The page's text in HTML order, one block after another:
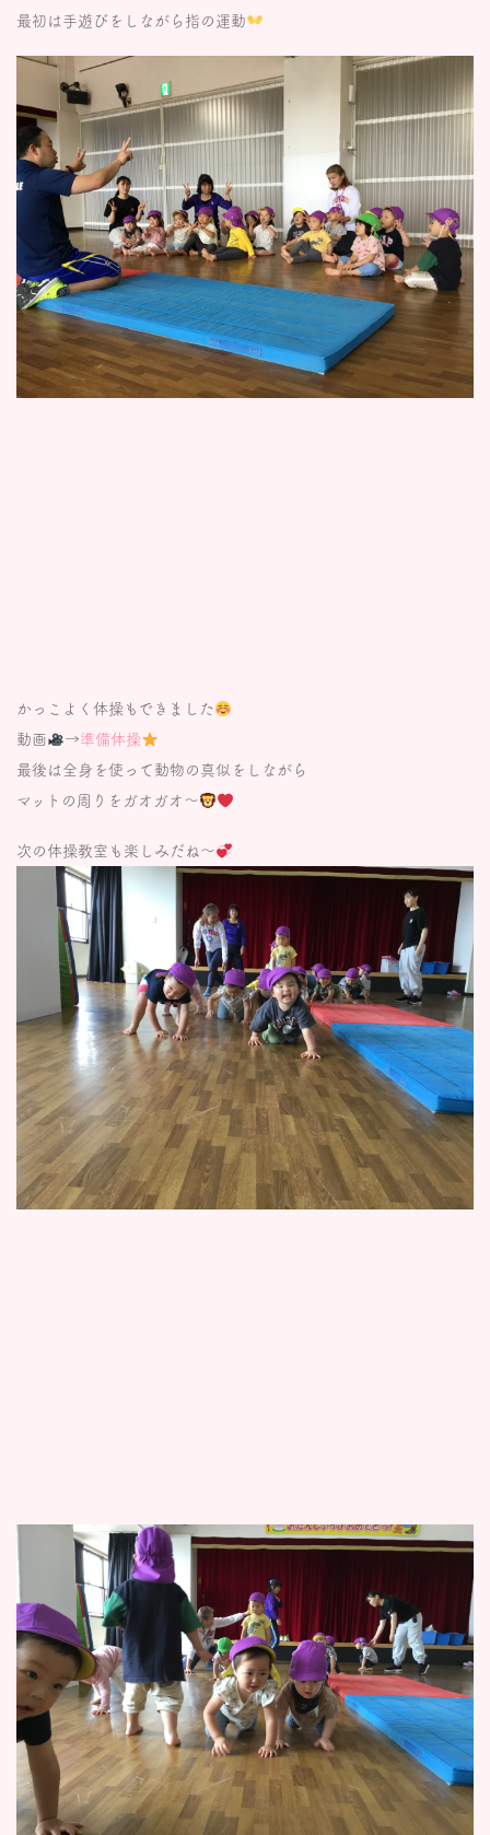
最初は手遊びをしながら指の運動
かっこよく体操もできました
動画
→準備体操
最後は全身を使って動物の真似をしながら
マットの周りをガオガオ〜
次の体操教室も楽しみだね〜